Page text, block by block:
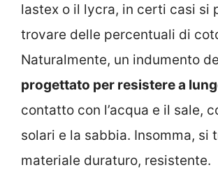
lastex o il lycra, in certi casi si
trovare delle percentuali di
Naturalmente, un indumento
progettato per resistere a
contatto con l’acqua e il sale,
solari e la sabbia. Insomma, si
materiale duraturo, resistente.